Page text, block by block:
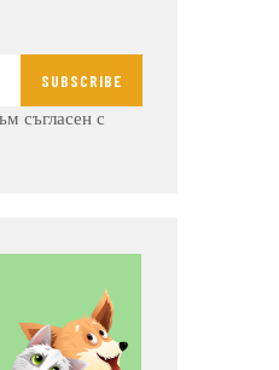
SUBSCRIBE
съгласен с